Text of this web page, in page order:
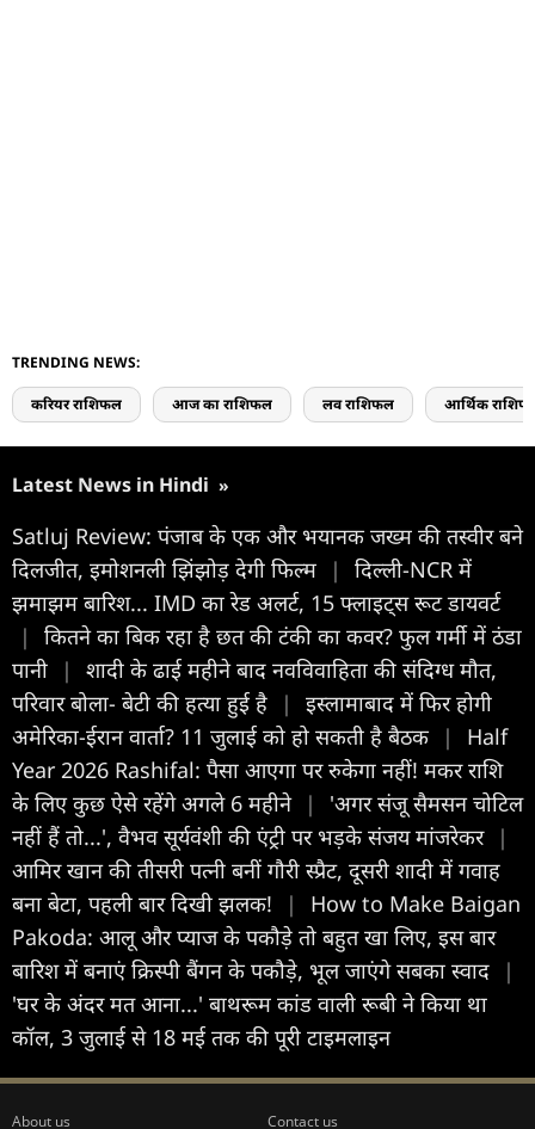
TRENDING NEWS:
करियर राशिफल आज का राशिफल लव राशिफल आर्थिक
Latest News in Hindi »
Satluj Review: पंजाब के एक और भयानक जख्म की तस्वीर बने
दिलजीत, इमोशनली झिंझोड़ देगी फिल्म
|
दिल्ली-NCR में
झमाझम बारिश... IMD का रेड अलर्ट, 15 फ्लाइट्स रूट डायवर्ट
|
कितने का बिक रहा है छत की टंकी का कवर? फुल गर्मी में ठंडा
पानी
|
शादी के ढाई महीने बाद नवविवाहिता की संदिग्ध मौत,
परिवार बोला- बेटी की हत्या हुई है
|
इस्लामाबाद में फिर होगी
अमेरिका-ईरान वार्ता? 11 जुलाई को हो सकती है बैठक
|
Half
Year 2026 Rashifal: पैसा आएगा पर रुकेगा नहीं! मकर राशि
के लिए कुछ ऐसे रहेंगे अगले 6 महीने |
'अगर संजू सैमसन चोटिल
नहीं हैं तो...', वैभव सूर्यवंशी की एंट्री पर भड़के संजय मांजरेकर |
आमिर खान की तीसरी पत्नी बनीं गौरी स्प्रैट, दूसरी शादी में गवाह
बना बेटा, पहली बार दिखी झलक!
|
How to Make Baigan
Pakoda: आलू और प्याज के पकौड़े तो बहुत खा लिए, इस बार
बारिश में बनाएं क्रिस्पी बैंगन के पकौड़े, भूल जाएंगे सबका स्वाद
|
'घर के अंदर मत आना...' बाथरूम कांड वाली रूबी ने किया था
कॉल, 3 जुलाई से 18 मई तक की पूरी टाइमलाइन
About us Contact us